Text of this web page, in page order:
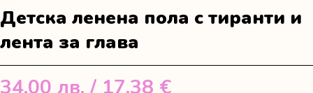
Детска ленена пола с тиранти и
лента за глава
34.00 лв. / 17.38 €